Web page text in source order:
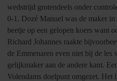
wedstrijd grotendeels onder
0-1. Dozé Manuel was de maker
beetje op een gelopen koers want
Richard Johannes raakte
de Emmenaren even niet bij de les
gelijkmaker aan de andere kant.
Volendams doelpunt omgezet. Het